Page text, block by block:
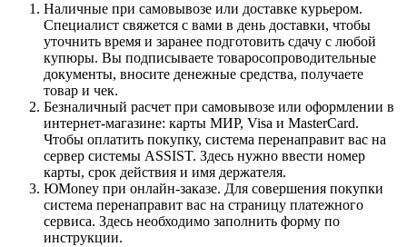
Наличные при самовывозе или доставке курьером.
Специалист свяжется с вами в день доставки, чтобы
уточнить время и заранее подготовить сдачу с любой
купюры. Вы подписываете товаросопроводительные
документы, вносите денежные средства, получаете
товар и чек.
Безналичный расчет при самовывозе или оформлении в
интернет-магазине: карты МИР, Visa и MasterCard.
Чтобы оплатить покупку, система перенаправит вас на
сервер системы ASSIST. Здесь нужно ввести номер
карты, срок действия и имя держателя.
ЮMoney при онлайн-заказе. Для совершения покупки
система перенаправит вас на страницу платежного
сервиса. Здесь необходимо заполнить форму по
инструкции.